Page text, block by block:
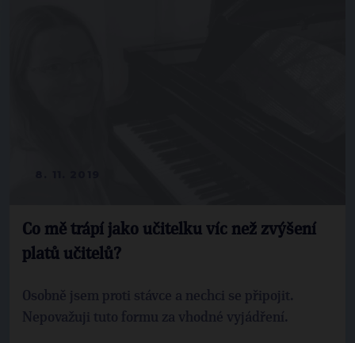
Co mě trápí jako učitelku víc než zvýšení
platů učitelů?
Osobně jsem proti stávce a nechci se připojit.
Nepovažuji tuto formu za vhodné vyjádření.